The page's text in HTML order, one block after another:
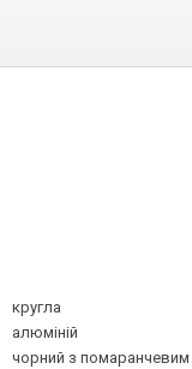
кругла
алюміній
чорний з помаранчевим